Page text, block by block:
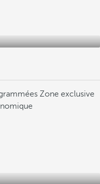
Zone exclusive